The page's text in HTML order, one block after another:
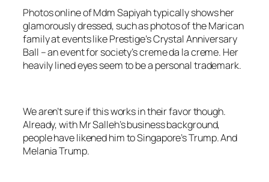
Photos online of Mdm Sapiyah typically shows her
glamorously dressed, such as photos of the Marican
family at events like Prestige’s Crystal Anniversary
Ball – an event for society’s creme da la creme. Her
heavily lined eyes seem to be a personal trademark.
We aren’t sure if this works in their favor though.
Already, with Mr Salleh’s business background,
people have likened him to Singapore’s Trump. And
Melania Trump.